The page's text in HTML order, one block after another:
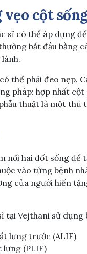
cột
sĩ có thể áp dụng
bắt đầu bằng
thể phải đeo nẹp.
pháp: hợp nhất
thuật là một
nối hai đốt sống
vào từng bệnh
của người hiến
tại Vejthani sử dụng
lưng trước (ALIF)
lưng (PLIF)